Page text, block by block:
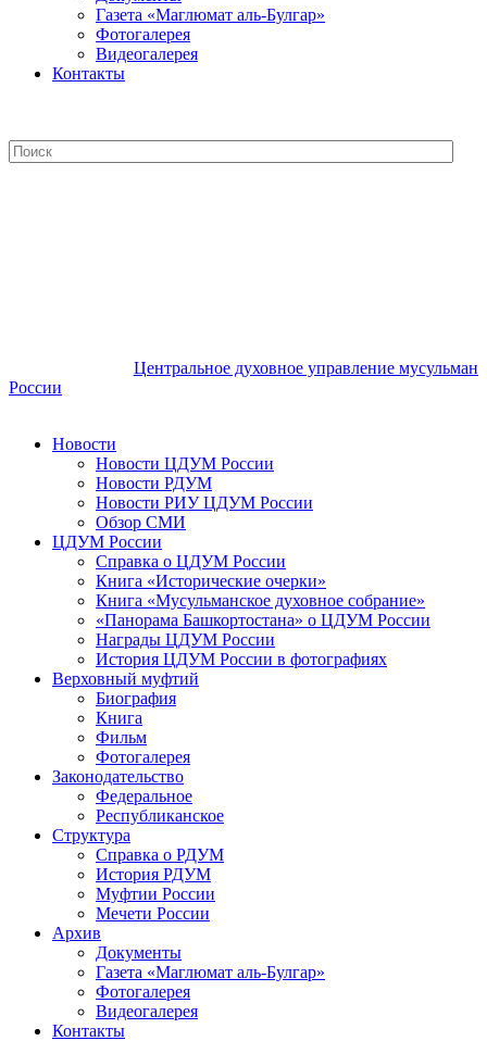
Газета «Маглюмат аль-Булгар»
Фотогалерея
Видеогалерея
Контакты
Центральное духовное управление мусульман
России
Новости
Новости ЦДУМ России
Новости РДУМ
Новости РИУ ЦДУМ России
Обзор СМИ
ЦДУМ России
Справка о ЦДУМ России
Книга «Исторические очерки»
Книга «Мусульманское духовное собрание»
«Панорама Башкортостана» о ЦДУМ России
Награды ЦДУМ России
История ЦДУМ России в фотографиях
Верховный муфтий
Биография
Книга
Фильм
Фотогалерея
Законодательство
Федеральное
Республиканское
Структура
Справка о РДУМ
История РДУМ
Муфтии России
Мечети России
Архив
Документы
Газета «Маглюмат аль-Булгар»
Фотогалерея
Видеогалерея
Контакты